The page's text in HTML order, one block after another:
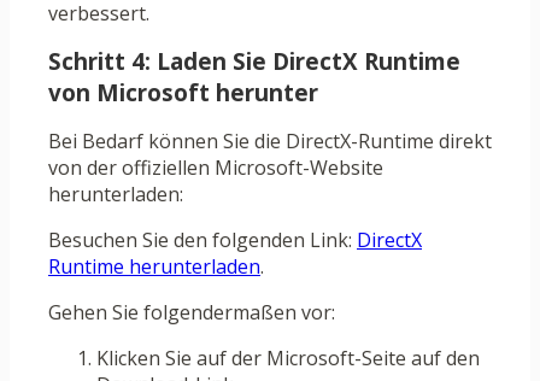
verbessert.
Schritt 4: Laden Sie DirectX Runtime
von Microsoft herunter
Bei Bedarf können Sie die DirectX-Runtime direkt
von der offiziellen Microsoft-Website
herunterladen:
Besuchen Sie den folgenden Link: DirectX
Runtime herunterladen.
Gehen Sie folgendermaßen vor:
Klicken Sie auf der Microsoft-Seite auf den